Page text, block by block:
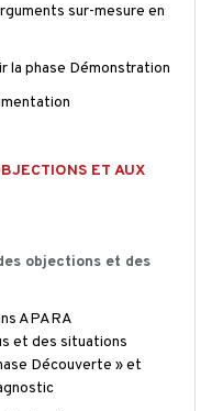
sur-mesure en
la phase Démonstration
ET AUX
objections et des
APARA
et des situations
Découverte » et